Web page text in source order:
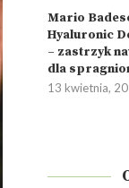
Mario
Hyaluronic
– zastrzyk
dla
13 kwietnia,